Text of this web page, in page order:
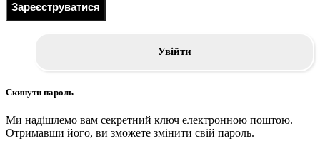
Зареєструватися
Увійти
Скинути пароль
Ми надішлемо вам секретний ключ електронною поштою.
Отримавши його, ви зможете змінити свій пароль.